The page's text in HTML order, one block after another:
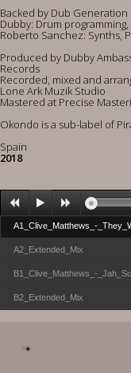
Backed by Dub Generation
Dubby: Drum
Roberto Sanchez: Synths,
Produced by Dubby
Records
Recorded, mixed and
Lone Ark Muzik Studio
Mastered at Precise
Okondo is a sub-label of
Spain
2018
A1_Clive_Matthews_-
A2_Extended_Mix
B1_Clive_Matthews_-
B2_Extended_Mix